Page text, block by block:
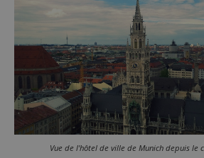
Vue de l'hôtel de ville de Munich depuis le